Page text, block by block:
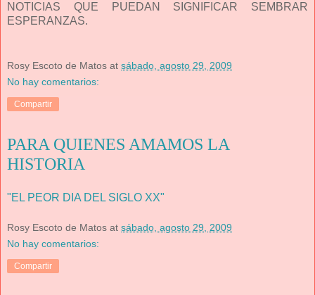
NOTICIAS QUE PUEDAN SIGNIFICAR SEMBRAR
ESPERANZAS.
Rosy Escoto de Matos at sábado, agosto 29, 2009
No hay comentarios:
Compartir
PARA QUIENES AMAMOS LA
HISTORIA
"EL PEOR DIA DEL SIGLO XX"
Rosy Escoto de Matos at sábado, agosto 29, 2009
No hay comentarios:
Compartir